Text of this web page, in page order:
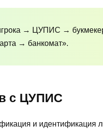
→ ЦУПИС →
→ банкомат».
с ЦУПИС
и идентификация